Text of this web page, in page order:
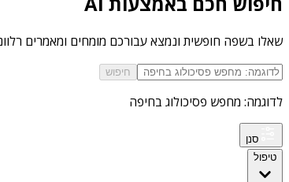
שאלו בשפה חופשית ונמצא עבורכם מומחים ומאמרים
חיפוש
לדוגמה: מחפש פסיכולוג בחיפה
סנן
טיפול